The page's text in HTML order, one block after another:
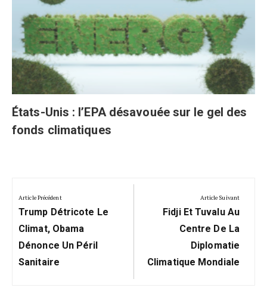
États-Unis : l’EPA désavouée sur le gel des
fonds climatiques
de
l’article
Article Précédent
Previous
Post:
Trump Détricote Le
Climat, Obama
Dénonce Un Péril
Sanitaire
Article Suivant
Next
Post:
Fidji Et Tuvalu Au
Centre De La
Diplomatie
Climatique Mondiale